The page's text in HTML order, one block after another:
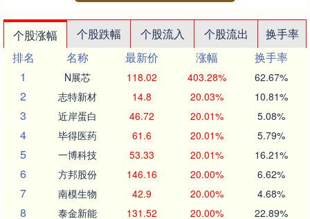
个股涨幅 个股跌幅 个股流入 个股流出
换手率
排名
名称 最新价 涨幅
换手率
1
N展芯 118.02 403.28% 62.67%
2 志特新材 14.8 20.03% 10.81%
3 近岸蛋白 46.72 20.01% 5.08%
4 毕得医药 61.6 20.01% 5.79%
5 一博科技 53.33 20.01% 16.21%
6 方邦股份 146.16 20.00% 6.62%
7 南模生物 42.9 20.00% 4.68%
8 泰金新能 131.52 20.00% 22.89%